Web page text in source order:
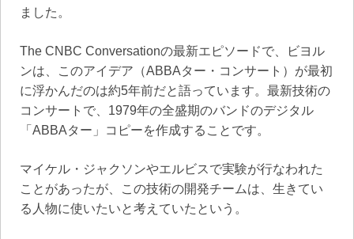
ました。
The CNBC Conversationの最新エピソードで、ビヨル
ンは、このアイデア（ABBAター・コンサート）が最初
に浮かんだのは約5年前だと語っています。最新技術の
コンサートで、1979年の全盛期のバンドのデジタル
「ABBAター」コピーを作成することです。
マイケル・ジャクソンやエルビスで実験が行なわれた
ことがあったが、この技術の開発チームは、生きてい
る人物に使いたいと考えていたという。